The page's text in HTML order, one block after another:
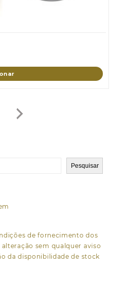
Pesquisar
de fornecimento dos
sem qualquer aviso
da disponibilidade de stock